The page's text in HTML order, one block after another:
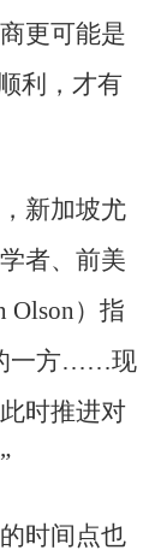
更可能是
利，才有
新加坡尤
者、前美
Olson）指
一方……现
时推进对
时间点也